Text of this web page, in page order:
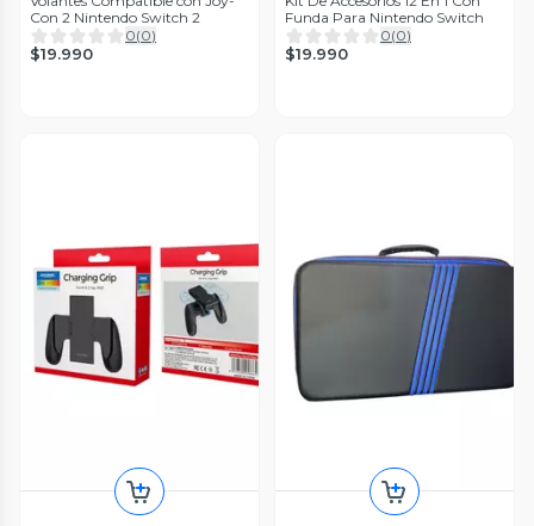
Con 2 Nintendo Switch 2
0(0)
$19.990
Funda Para Nintendo Switch
0(0)
$19.990